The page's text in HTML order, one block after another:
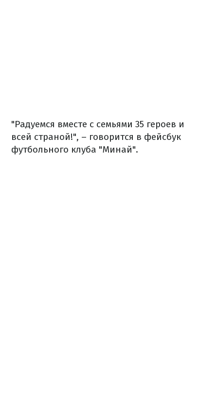
"Радуемся вместе с семьями 35 героев и
всей страной!", – говорится в фейсбук
футбольного клуба "Минай".